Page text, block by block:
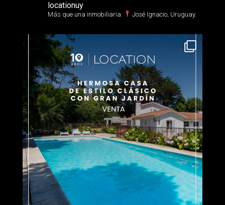
locationuy
Más que una inmobiliaria.⁣ José Ignacio, Uruguay.